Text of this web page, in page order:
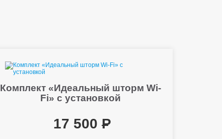
Комплект «Идеальный шторм Wi-
Fi» с установкой
17 500